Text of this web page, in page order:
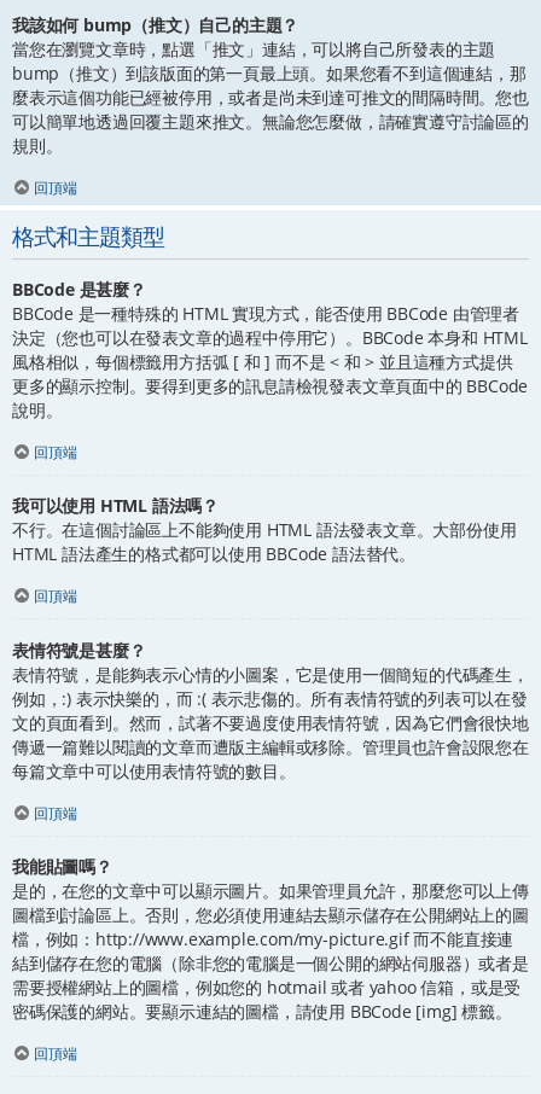
我該如何 bump（推文）自己的主題？
當您在瀏覽文章時，點選「推文」連結，可以將自己所發表的主題
bump（推文）到該版面的第一頁最上頭。如果您看不到這個連結，那
麼表示這個功能已經被停用，或者是尚未到達可推文的間隔時間。您也
可以簡單地透過回覆主題來推文。無論您怎麼做，請確實遵守討論區的
規則。
回頂端
格式和主題類型
BBCode 是甚麼？
BBCode 是一種特殊的 HTML 實現方式，能否使用 BBCode 由管理者
決定（您也可以在發表文章的過程中停用它）。BBCode 本身和 HTML
風格相似，每個標籤用方括弧 [ 和 ] 而不是 < 和 > 並且這種方式提供
更多的顯示控制。要得到更多的訊息請檢視發表文章頁面中的 BBCode
說明。
回頂端
我可以使用 HTML 語法嗎？
不行。在這個討論區上不能夠使用 HTML 語法發表文章。大部份使用
HTML 語法產生的格式都可以使用 BBCode 語法替代。
回頂端
表情符號是甚麼？
表情符號，是能夠表示心情的小圖案，它是使用一個簡短的代碼產生，
例如，:) 表示快樂的，而 :( 表示悲傷的。所有表情符號的列表可以在發
文的頁面看到。然而，試著不要過度使用表情符號，因為它們會很快地
傳遞一篇難以閱讀的文章而遭版主編輯或移除。管理員也許會設限您在
每篇文章中可以使用表情符號的數目。
回頂端
我能貼圖嗎？
是的，在您的文章中可以顯示圖片。如果管理員允許，那麼您可以上傳
圖檔到討論區上。否則，您必須使用連結去顯示儲存在公開網站上的圖
檔，例如：http://www.example.com/my-picture.gif 而不能直接連
結到儲存在您的電腦（除非您的電腦是一個公開的網站伺服器）或者是
需要授權網站上的圖檔，例如您的 hotmail 或者 yahoo 信箱，或是受
密碼保護的網站。要顯示連結的圖檔，請使用 BBCode [img] 標籤。
回頂端